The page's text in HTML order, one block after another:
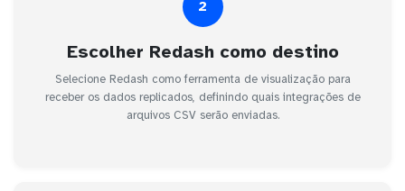
2
Escolher Redash como destino
Selecione Redash como ferramenta de visualização para
receber os dados replicados, definindo quais integrações de
arquivos CSV serão enviadas.